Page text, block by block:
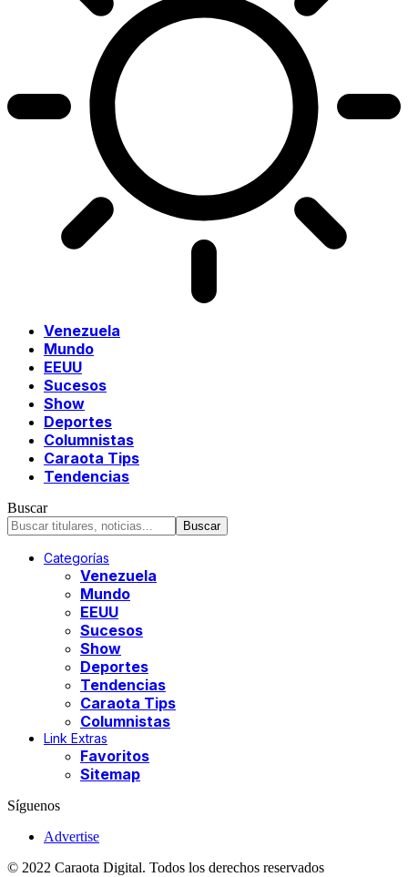
Venezuela
Mundo
EEUU
Sucesos
Show
Deportes
Columnistas
Caraota Tips
Tendencias
Buscar
Categorías
Venezuela
Mundo
EEUU
Sucesos
Show
Deportes
Tendencias
Caraota Tips
Columnistas
Link Extras
Favoritos
Sitemap
Síguenos
Advertise
© 2022 Caraota Digital. Todos los derechos reservados